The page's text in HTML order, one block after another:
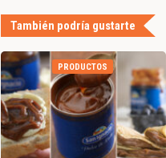
También podría gustarte
PRODUCTOS